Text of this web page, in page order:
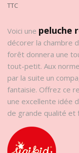
TTC
Voici une peluche
décorer la chambre
forêt donnera une
tout-petit. Aux
par la suite un
fantaisie. Offrez ce
une excellente idée
de grande qualité et